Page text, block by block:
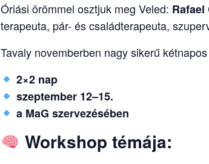
Óriási örömmel osztjuk meg Veled:
terapeuta, pár- és családterapeuta,
Tavaly novemberben nagy sikerű
2×2 nap
szeptember 12–15.
a MaG szervezésében
Workshop témája: